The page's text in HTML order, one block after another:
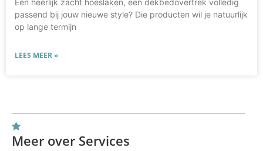
Een heerlijk zacht hoeslaken, een dekbedovertrek volledig
passend bij jouw nieuwe style? Die producten wil je natuurlijk
op lange termijn
LEES MEER »
Meer over Services